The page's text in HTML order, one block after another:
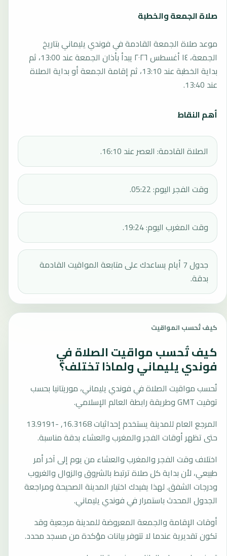
صلاة الجمعة والخطبة
موعد صلاة الجمعة القادمة في فوندي يليماني بتاريخ
الجمعة، ١٤ أغسطس ٢٠٢٦ يبدأ بأذان الجمعة عند 13:00، ثم
بداية الخطبة عند 13:10، ثم إقامة الجمعة أو بداية الصلاة
عند 13:40.
أهم النقاط
الصلاة القادمة: العصر عند 16:10.
وقت الفجر اليوم: 05:22.
وقت المغرب اليوم: 19:24.
جدول 7 أيام يساعدك على متابعة المواقيت القادمة
بدقة.
كيف تُحسب المواقيت
كيف تُحسب مواقيت الصلاة في
فوندي يليماني ولماذا تختلف؟
تُحسب مواقيت الصلاة في فوندي يليماني، موريتانيا بحسب
توقيت GMT وطريقة رابطة العالم الإسلامي.
المرجع العام للمدينة يستخدم إحداثيات 16.3168, -13.9191
حتى تظهر أوقات الفجر والمغرب والعشاء بدقة مناسبة.
اختلاف وقت الفجر والمغرب والعشاء من يوم إلى آخر أمر
طبيعي، لأن بداية كل صلاة ترتبط بالشروق والزوال والغروب
ودرجات الشفق. لهذا يفيدك اختيار المدينة الصحيحة ومراجعة
الجدول المحدث باستمرار في فوندي يليماني.
أوقات الإقامة والجمعة المعروضة للمدينة مرجعية وقد
تكون تقديرية عندما لا تتوفر بيانات مؤكدة من مسجد محدد.